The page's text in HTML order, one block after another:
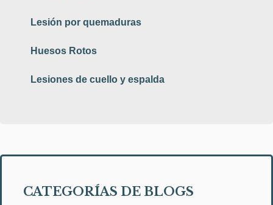
Lesión por quemaduras
Huesos Rotos
Lesiones de cuello y espalda
CATEGORÍAS DE BLOGS